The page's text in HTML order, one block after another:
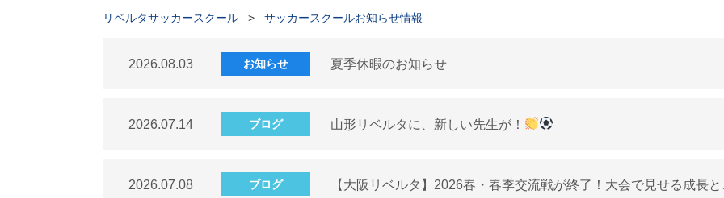
リベルタサッカースクール > サッカースクールお知らせ情報
2026.08.03 お知らせ 夏季休暇のお知らせ
2026.07.14 ブログ 山形リベルタに、新しい先生が！
2026.07.08 ブログ 【大阪リベルタ】2026春・春季交流戦が終了！大会で見せる成長